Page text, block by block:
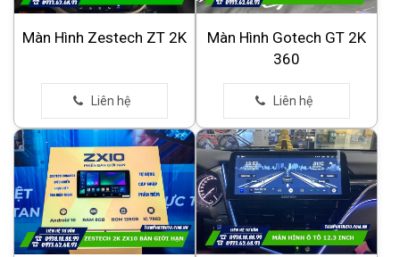
Màn Hình Zestech ZT 2K
Màn Hình Gotech GT 2K
360